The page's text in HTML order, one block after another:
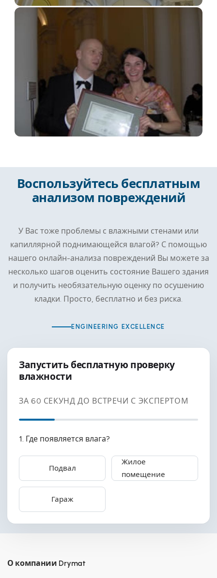
Воспользуйтесь бесплатным
анализом повреждений
У Вас тоже проблемы с влажными стенами или
капиллярной поднимающейся влагой? С помощью
нашего онлайн-анализа повреждений Вы можете за
несколько шагов оценить состояние Вашего здания
и получить необязательную оценку по осушению
кладки. Просто, бесплатно и без риска.
ENGINEERING EXCELLENCE
Запустить бесплатную проверку
влажности
ЗА 60 СЕКУНД ДО ВСТРЕЧИ С ЭКСПЕРТОМ
1. Где появляется влага?
Подвал
Жилое
помещение
Гараж
О компании Drymat